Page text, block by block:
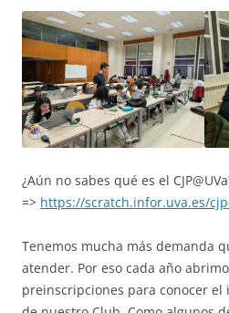
¿Aún no sabes qué es el
=> https://scratch.infor.uva.es/
Tenemos mucha más demanda
atender. Por eso cada año
preinscripciones para conocer